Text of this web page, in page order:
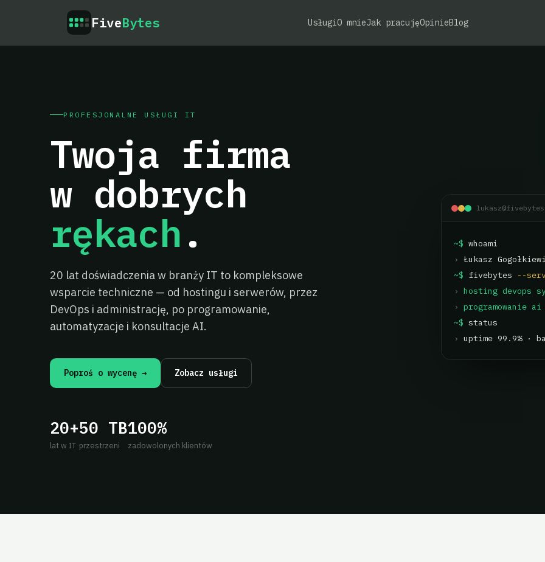
FiveBytes UsługiO mnieJak pracujęOpinieBlog
PROFESJONALNE USŁUGI IT
Twoja firma
w dobrych
rękach.
20 lat doświadczenia w branży IT to kompleksowe
wsparcie techniczne — od hostingu i serwerów, przez
DevOps i administrację, po programowanie,
automatyzacje i konsultacje AI.
Poproś o wycenę → Zobacz usługi
20+
lat w IT
50 TB
przestrzeni
100%
zadowolonych klientów
~$ whoami
› Łukasz
~$ fivebytes
--
› hosting devops
› programowanie ai
~$ status
› uptime 99.9% ·